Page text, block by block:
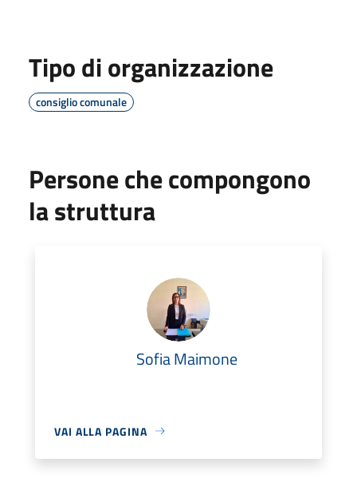
Tipo di organizzazione
consiglio comunale
Persone che compongono
la struttura
Sofia Maimone
VAI ALLA PAGINA